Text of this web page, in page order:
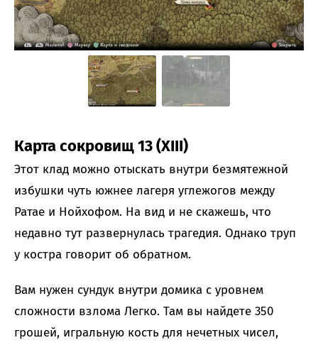
Карта сокровищ 13 (XIII)
Этот клад можно отыскать внутри безмятежной
избушки чуть южнее лагеря углежогов между
Ратае и Нойхофом. На вид и не скажешь, что
недавно тут развернулась трагедия. Однако труп
у костра говорит об обратном.
Вам нужен сундук внутри домика с уровнем
сложности взлома Легко. Там вы найдете 350
грошей, игральную кость для нечетных чисел,